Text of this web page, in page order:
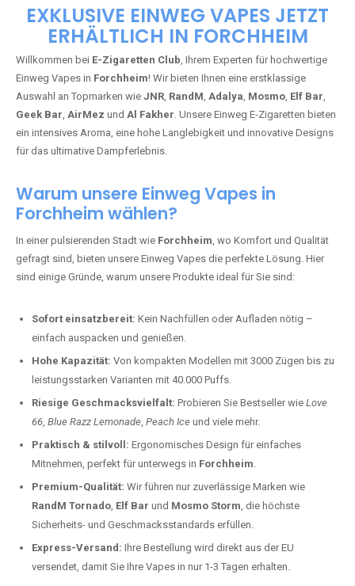
EXKLUSIVE EINWEG VAPES JETZT
ERHÄLTLICH IN FORCHHEIM
Willkommen bei E-Zigaretten Club, Ihrem Experten für hochwertige
Einweg Vapes in Forchheim! Wir bieten Ihnen eine erstklassige
Auswahl an Topmarken wie JNR, RandM, Adalya, Mosmo, Elf Bar,
Geek Bar, AirMez und Al Fakher. Unsere Einweg E-Zigaretten bieten
ein intensives Aroma, eine hohe Langlebigkeit und innovative Designs
für das ultimative Dampferlebnis.
Warum unsere Einweg Vapes in
Forchheim wählen?
In einer pulsierenden Stadt wie Forchheim, wo Komfort und Qualität
gefragt sind, bieten unsere Einweg Vapes die perfekte Lösung. Hier
sind einige Gründe, warum unsere Produkte ideal für Sie sind:
Sofort einsatzbereit: Kein Nachfüllen oder Aufladen nötig –
einfach auspacken und genießen.
Hohe Kapazität: Von kompakten Modellen mit 3000 Zügen bis zu
leistungsstarken Varianten mit 40.000 Puffs.
Riesige Geschmacksvielfalt: Probieren Sie Bestseller wie Love
66, Blue Razz Lemonade, Peach Ice und viele mehr.
Praktisch & stilvoll: Ergonomisches Design für einfaches
Mitnehmen, perfekt für unterwegs in Forchheim.
Premium-Qualität: Wir führen nur zuverlässige Marken wie
RandM Tornado, Elf Bar und Mosmo Storm, die höchste
Sicherheits- und Geschmacksstandards erfüllen.
Express-Versand: Ihre Bestellung wird direkt aus der EU
versendet, damit Sie Ihre Vapes in nur 1-3 Tagen erhalten.